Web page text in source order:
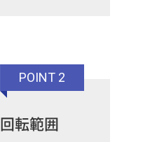
POINT 2
回転範囲